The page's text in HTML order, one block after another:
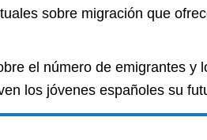
sobre migración que
el número de emigrantes y
los jóvenes españoles su